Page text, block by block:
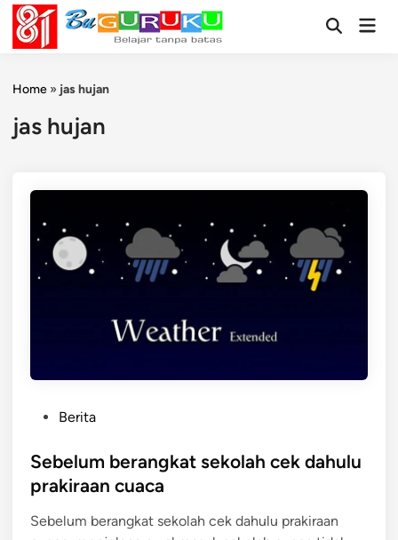
Skip
content
OpenMain
Home » jas hujan
jas hujan
s
t
e
d
Berita
Sebelum berangkat sekolah cek dahulu
prakiraan cuaca
Sebelum berangkat sekolah cek dahulu prakiraan